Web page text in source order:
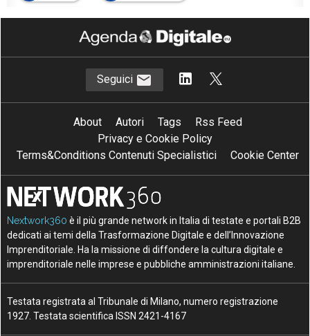
R ripristino
Seguici
About Autori Tags
Rss Feed
Privacy e Cookie Policy
Terms&Conditions Contenuti Specialistici
Cookie Center
Nextwork360 è il più grande network in Italia di testate e portali B2B
dedicati ai temi della Trasformazione Digitale e dell’Innovazione
Imprenditoriale. Ha la missione di diffondere la cultura digitale e
imprenditoriale nelle imprese e pubbliche amministrazioni italiane.
Testata registrata al Tribunale di Milano, numero registrazione
1927. Testata scientifica ISSN 2421-4167